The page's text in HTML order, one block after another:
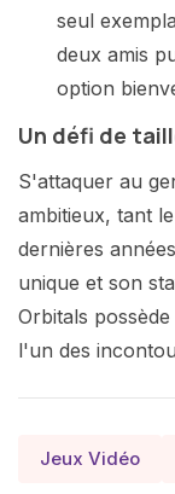
seul
deux amis
option
Un défi de
S'attaquer au
ambitieux, tant
dernières
unique et son
Orbitals
l'un des
Jeux Vidéo